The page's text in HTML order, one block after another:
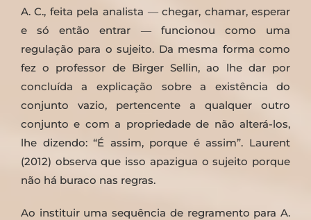
A. C., feita pela analista ― chegar, chamar, esperar
e só então entrar ― funcionou como uma
regulação para o sujeito. Da mesma forma como
fez o professor de Birger Sellin, ao lhe dar por
concluída a explicação sobre a existência do
conjunto vazio, pertencente a qualquer outro
conjunto e com a propriedade de não alterá-los,
lhe dizendo: “É assim, porque é assim”. Laurent
(2012) observa que isso apazigua o sujeito porque
não há buraco nas regras.
Ao instituir uma sequência de regramento para A.